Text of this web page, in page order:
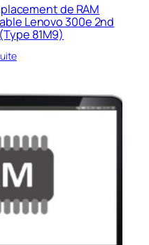
de RAM
Lenovo 300e 2nd
81M9)